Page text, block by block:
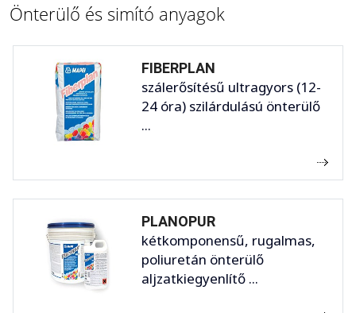
Önterülő és simító anyagok
FIBERPLAN
szálerősítésű ultragyors (12-
24 óra) szilárdulású önterülő
...
PLANOPUR
kétkomponensű, rugalmas,
poliuretán önterülő
aljzatkiegyenlítő ...